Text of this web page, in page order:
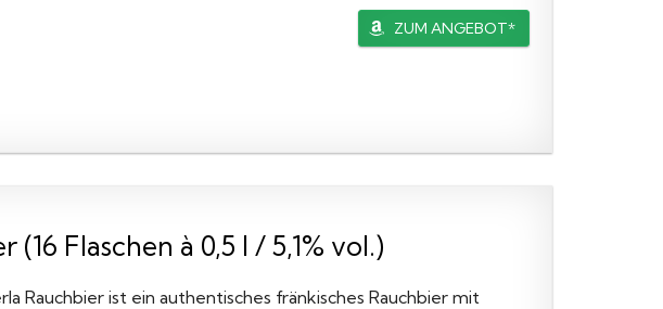
ZUM ANGEBOT*
Flaschen à 0,5 l / 5,1% vol.)
Rauchbier ist ein authentisches fränkisches Rauchbier mit